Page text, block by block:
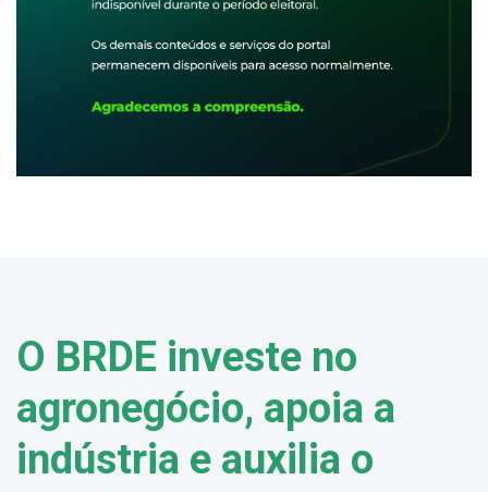
O BRDE investe no
agronegócio, apoia a
indústria e auxilia o